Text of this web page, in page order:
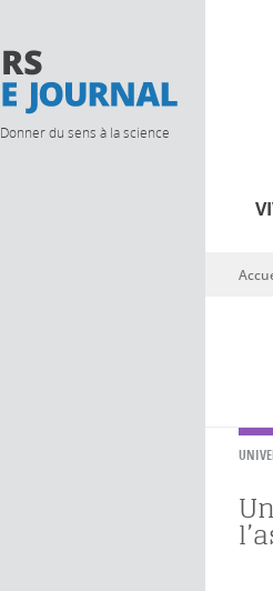
Donner du sens à la science
Vous